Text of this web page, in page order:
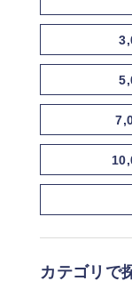
カテゴリで